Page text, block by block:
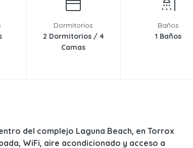
Dormitorios
2 Dormitorios / 4
Camas
Baños
1 Baños
del complejo Laguna Beach, en Torrox
WiFi, aire acondicionado y acceso a